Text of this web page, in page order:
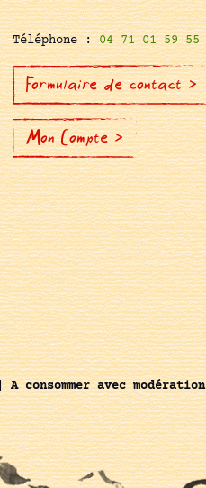
Téléphone :04 71 01 59 55
Formulaire de contact >
Mon Compte >
avec modération